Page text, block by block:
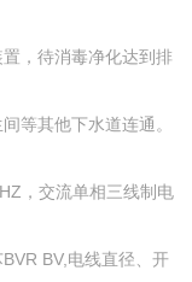
，待消毒净化达到排
等其他下水道连通。
，交流单相三线制电
BV,电线直径、开